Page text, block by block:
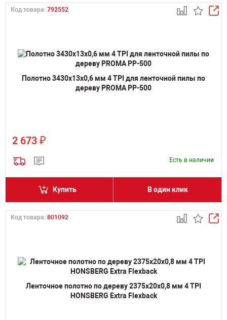
Код товара: 792552
Полотно 3430х13х0,6 мм 4 TPI для ленточной пилы по
дереву PROMA PP-500
2 673 ₽
Есть в наличии
Купить В один клик
Код товара: 801092
Ленточное полотно по дереву 2375х20х0,8 мм 4 TPI
HONSBERG Extra Flexback